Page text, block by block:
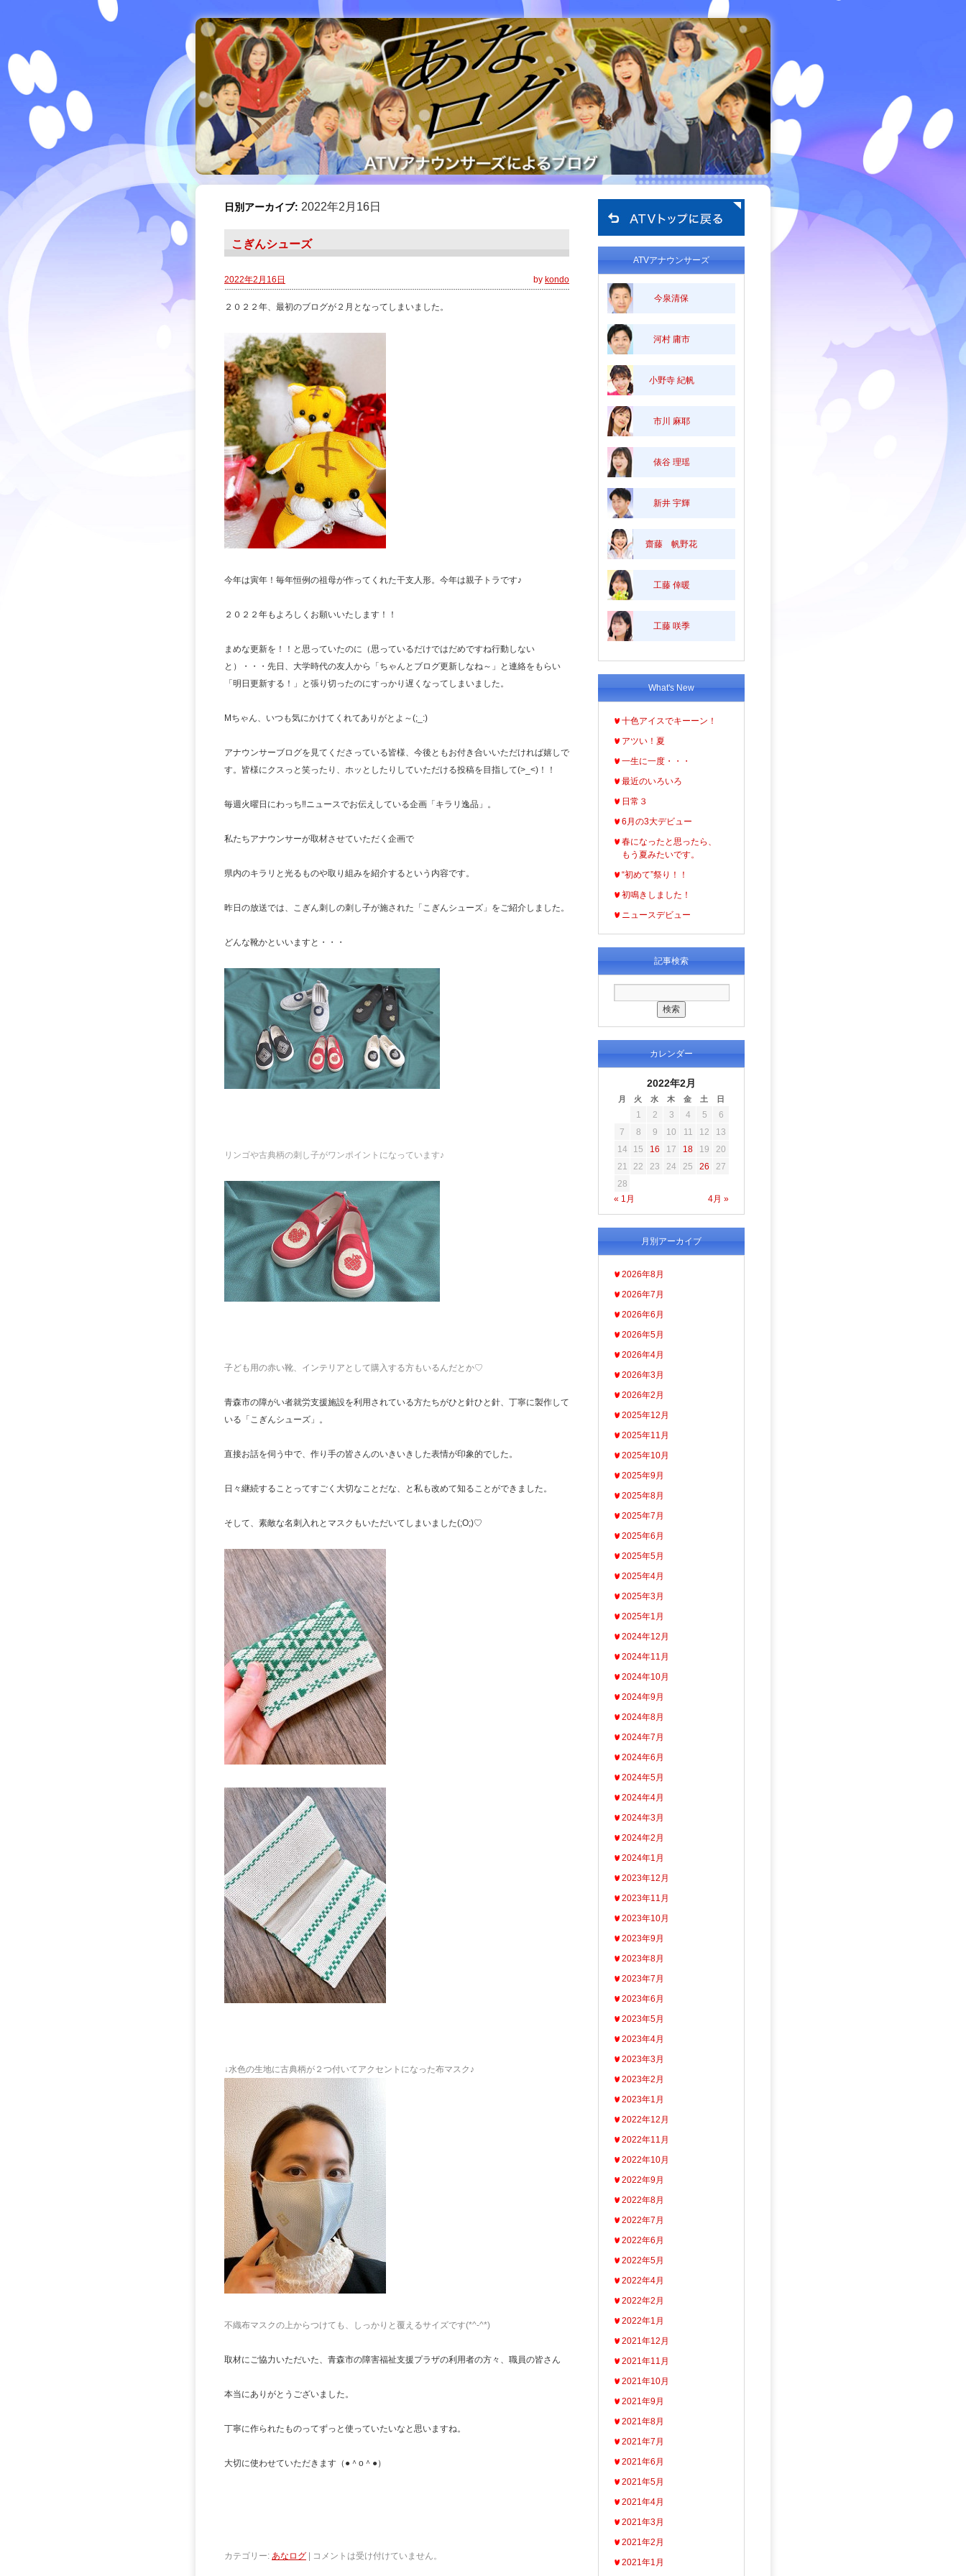
日別アーカイブ: 2022年2月16日
こぎんシューズ
2022年2月16日 by kondo
２０２２年、最初のブログが２月となってしまいました。
今年は寅年！毎年恒例の祖母が作ってくれた干支人形。今年は親子トラです♪
２０２２年もよろしくお願いいたします！！
まめな更新を！！と思っていたのに（思っているだけではだめですね行動しない
と）・・・先日、大学時代の友人から「ちゃんとブログ更新しなね～」と連絡をもらい
「明日更新する！」と張り切ったのにすっかり遅くなってしまいました。
Mちゃん、いつも気にかけてくれてありがとよ～(;_:)
アナウンサーブログを見てくださっている皆様、今後ともお付き合いいただければ嬉しで
す。皆様にクスっと笑ったり、ホッとしたりしていただける投稿を目指して(>_<)！！
毎週火曜日にわっち‼ニュースでお伝えしている企画「キラリ逸品」。
私たちアナウンサーが取材させていただく企画で
県内のキラリと光るものや取り組みを紹介するという内容です。
昨日の放送では、こぎん刺しの刺し子が施された「こぎんシューズ」をご紹介しました。
どんな靴かといいますと・・・
リンゴや古典柄の刺し子がワンポイントになっています♪
子ども用の赤い靴、インテリアとして購入する方もいるんだとか♡
青森市の障がい者就労支援施設を利用されている方たちがひと針ひと針、丁寧に製作して
いる「こぎんシューズ」。
直接お話を伺う中で、作り手の皆さんのいきいきした表情が印象的でした。
日々継続することってすごく大切なことだな、と私も改めて知ることができました。
そして、素敵な名刺入れとマスクもいただいてしまいました(;O;)♡
↓水色の生地に古典柄が２つ付いてアクセントになった布マスク♪
不織布マスクの上からつけても、しっかりと覆えるサイズです(*^-^*)
取材にご協力いただいた、青森市の障害福祉支援プラザの利用者の方々、職員の皆さん
本当にありがとうございました。
丁寧に作られたものってずっと使っていたいなと思いますね。
大切に使わせていただきます（●＾o＾●）
カテゴリー: あなログ コメントは受け付けていません。
ATVアナウンサーズ
今泉清保
河村 庸市
小野寺 紀帆
市川 麻耶
俵谷 理瑶
新井 宇輝
齋藤 帆野花
工藤 倖暖
工藤 咲季
What's New
十色アイスでキーーン！
アツい！夏
一生に一度・・・
最近のいろいろ
日常３
6月の3大デビュー
春になったと思ったら、
もう夏みたいです。
“初めて”祭り！！
初鳴きしました！
ニュースデビュー
記事検索
カレンダー
2022年2月
月 火 水 木 金 土 日
« 1月 4月 »
1 2 3 4 5
6
7
8 9 10 11 12
13
14
15 16 17 18 19
20
21
22 23 24 25 26
27
28
月別アーカイブ
2026年8月
2026年7月
2026年6月
2026年5月
2026年4月
2026年3月
2026年2月
2025年12月
2025年11月
2025年10月
2025年9月
2025年8月
2025年7月
2025年6月
2025年5月
2025年4月
2025年3月
2025年1月
2024年12月
2024年11月
2024年10月
2024年9月
2024年8月
2024年7月
2024年6月
2024年5月
2024年4月
2024年3月
2024年2月
2024年1月
2023年12月
2023年11月
2023年10月
2023年9月
2023年8月
2023年7月
2023年6月
2023年5月
2023年4月
2023年3月
2023年2月
2023年1月
2022年12月
2022年11月
2022年10月
2022年9月
2022年8月
2022年7月
2022年6月
2022年5月
2022年4月
2022年2月
2022年1月
2021年12月
2021年11月
2021年10月
2021年9月
2021年8月
2021年7月
2021年6月
2021年5月
2021年4月
2021年3月
2021年2月
2021年1月